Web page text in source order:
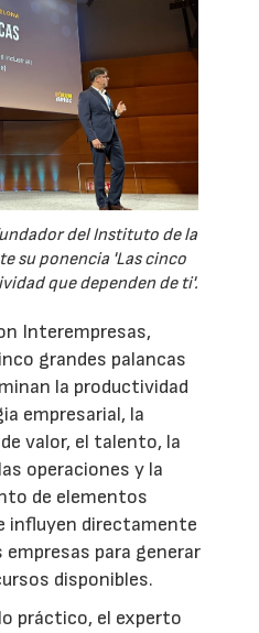
del Instituto de la
su ponencia 'Las cinco
que dependen de ti'.
Interempresas,
grandes palancas
la productividad
empresarial, la
valor, el talento, la
operaciones y la
de elementos
influyen directamente
empresas para generar
disponibles.
práctico, el experto